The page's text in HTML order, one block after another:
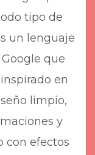
tipo de
un lenguaje
que
en
limpio,
y
con efectos